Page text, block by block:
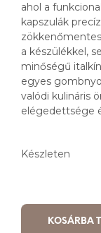
ahol a
kapszulák
a készülékkel,
minőségű
egyes
valódi kulináris
elégedettsége
Készleten
KOSÁRBA